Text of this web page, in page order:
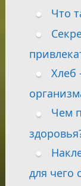
Что
Хлеб
Чем
для чего